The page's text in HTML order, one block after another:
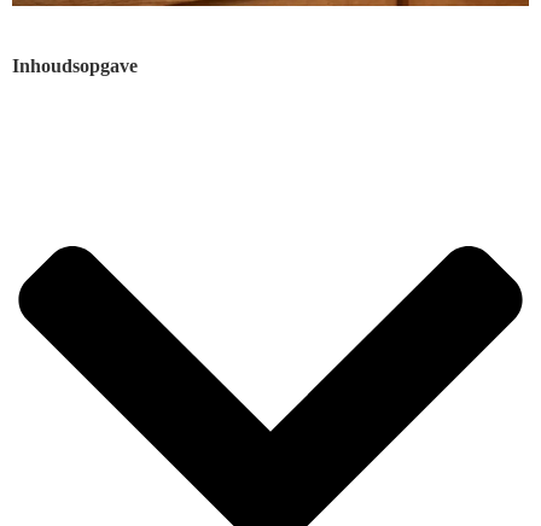
Inhoudsopgave